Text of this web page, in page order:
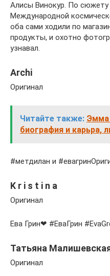
Алисы Винокур. По сюжету
Международной
оба сами ходили по
продукты, и охотно
узнавал.
Archi
Оригинал
Читайте также: Эмма
биография и карьра,
#метдилан и
K r i s t i n a
Оригинал
Ева Грин❤ #ЕваГрин
Татьяна
Оригинал